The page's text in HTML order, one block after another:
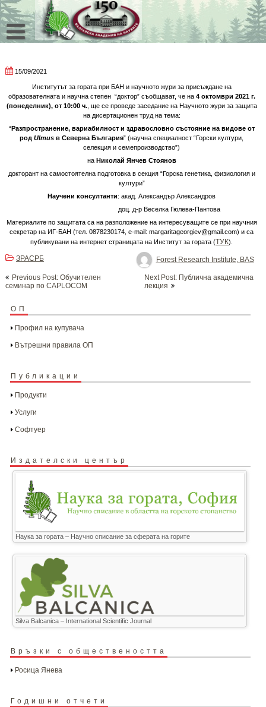
Skip
to
content
15/09/2021
Институтът за гората при БАН и научното жури за присъждане на
образователната и научна степен “доктор” съобщават, че на 4 октомври 2021 г.
(понеделник), от 10:00 ч., ще се проведе заседание на Научното жури за защита
на дисертационен труд на тема:
“Разпространение, вариабилност и здравословно състояние на видове от
родUlmus в Северна България” (научна специалност “Горски култури,
селекция и семепроизводство”)
на Николай Янчев Стоянов
докторант на самостоятелна подготовка в секция “Горска генетика, физиология и
култури”
Научени консултанти: акад. Александър Александров
доц. д-р Веселка Гюлева-Пантова
Материалите по защитата са на разположение на интересуващите се при научния
секретар на ИГ-БАН (тел. 0878230174, e-mail: margaritageorgiev@gmail.com) и са
публикувани на интернет страницата на Институт за гората (ТУК).
Forest Research Institute, BAS
ЗРАСРБ
navigation
Previous Post: Обучителен
семинар по CAPLOCOM
Next Post: Публична академична
лекция
ОП
Профил на купувача
Вътрешни правила ОП
Публикации
Продукти
Услуги
Софтуер
Издателски център
Наука за гората – Научно списание за сферата на горите
Silva Balcanica – International Scientific Journal
Връзки с обществеността
Росица Янева
Годишни отчети